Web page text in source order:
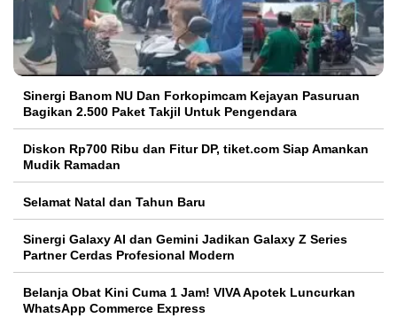
Sinergi Banom NU Dan Forkopimcam Kejayan Pasuruan
Bagikan 2.500 Paket Takjil Untuk Pengendara
Diskon Rp700 Ribu dan Fitur DP, tiket.com Siap Amankan
Mudik Ramadan
Selamat Natal dan Tahun Baru
Sinergi Galaxy AI dan Gemini Jadikan Galaxy Z Series
Partner Cerdas Profesional Modern
Belanja Obat Kini Cuma 1 Jam! VIVA Apotek Luncurkan
WhatsApp Commerce Express